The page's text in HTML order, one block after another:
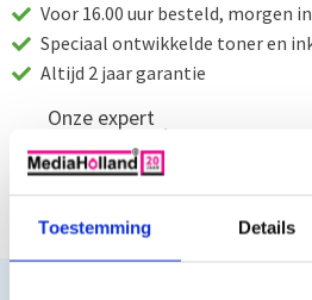
Toestemming Details
Voor 16.00 uur besteld, morgen
Speciaal ontwikkelde toner en
Altijd 2 jaar garantie
Onze expert
Hulp nodig?